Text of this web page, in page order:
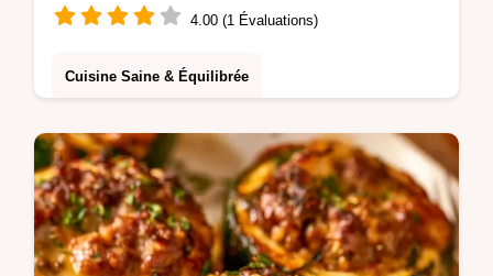
4.00 (1 Évaluations)
Cuisine Saine & Équilibrée
Courgettes En Salade. Profitez d'un tableau
détaillant le rôle de chaque ingrédient pour
un résultat croquant.